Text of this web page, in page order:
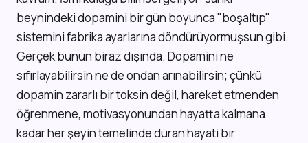
beynindeki dopamini bir gün boyunca "boşaltıp"
sistemini fabrika ayarlarına döndürüyormuşsun gibi.
Gerçek bunun biraz dışında. Dopamini ne
sıfırlayabilirsin ne de ondan arınabilirsin; çünkü
dopamin zararlı bir toksin değil, hareket etmenden
öğrenmene, motivasyonundan hayatta kalmana
kadar her şeyin temelinde duran hayati bir